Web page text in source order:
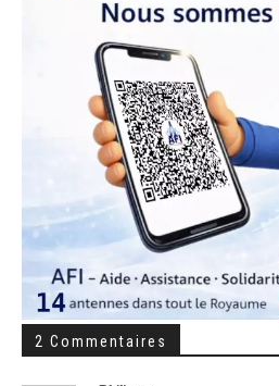
2 Commentaires